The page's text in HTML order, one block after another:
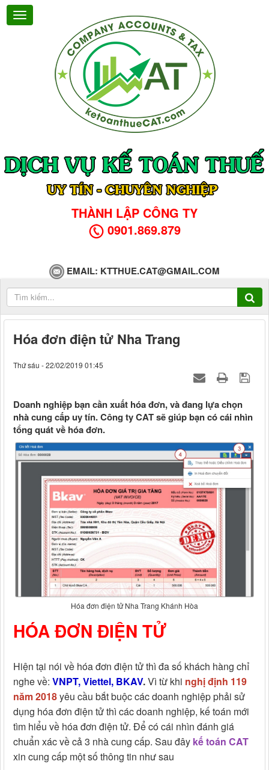
THÀNH LẬP CÔNG TY
0901.869.879
EMAIL: KTTHUE.CAT@GMAIL.COM
Hóa đơn điện tử Nha Trang
Thứ sáu - 22/02/2019 01:45
Doanh nghiệp bạn cần xuất hóa đơn, và đang lựa chọn
nhà cung cấp uy tín. Công ty CAT sẽ giúp bạn có cái nhìn
tổng quát về hóa đơn.
Hóa đơn điện tử Nha Trang Khánh Hòa
HÓA ĐƠN ĐIỆN TỬ
Hiện tại nói về hóa đơn điện tử thì đa số khách hàng chỉ
nghe về: VNPT, Viettel, BKAV.Vì từ khi nghị định 119
năm 2018yêu cầu bắt buộc các doanh nghiệp phải sử
dụng hóa đơn điện tử thì các doanh nghiệp, kế toán mới
tìm hiểu về hóa đơn điện tử. Để có cái nhìn đánh giá
chuẩn xác về cả 3 nhà cung cấp. Sau đây kế toán CAT
xin cung cấp một số thông tin như sau